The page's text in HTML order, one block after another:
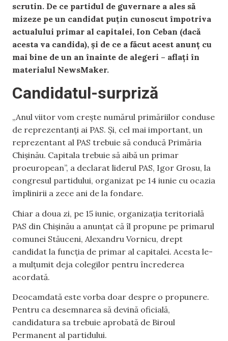
scrutin. De ce partidul de guvernare a ales să
mizeze pe un candidat puțin cunoscut împotriva
actualului primar al capitalei, Ion Ceban (dacă
acesta va candida), și de ce a făcut acest anunț cu
mai bine de un an înainte de alegeri – aflați în
materialul NewsMaker.
Candidatul-surpriză
„Anul viitor vom crește numărul primăriilor conduse
de reprezentanți ai PAS. Și, cel mai important, un
reprezentant al PAS trebuie să conducă Primăria
Chișinău. Capitala trebuie să aibă un primar
proeuropean”, a declarat liderul PAS, Igor Grosu, la
congresul partidului, organizat pe 14 iunie cu ocazia
împlinirii a zece ani de la fondare.
Chiar a doua zi, pe 15 iunie, organizația teritorială
PAS din Chișinău a anunțat că îl propune pe primarul
comunei Stăuceni, Alexandru Vornicu, drept
candidat la funcția de primar al capitalei. Acesta le-
a mulțumit deja colegilor pentru încrederea
acordată.
Deocamdată este vorba doar despre o propunere.
Pentru ca desemnarea să devină oficială,
candidatura sa trebuie aprobată de Biroul
Permanent al partidului.